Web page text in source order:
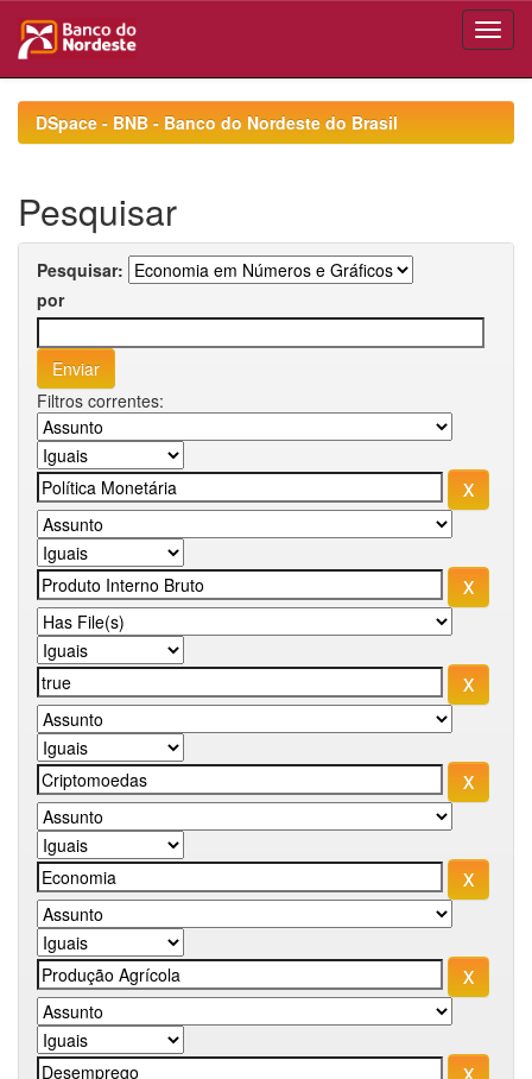
navigationDSpace - BNB - Banco do Nordeste do Brasil
Pesquisar
Pesquisar:
por
Filtros correntes: